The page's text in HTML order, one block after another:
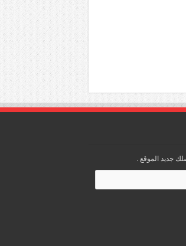
جديد الموقع .